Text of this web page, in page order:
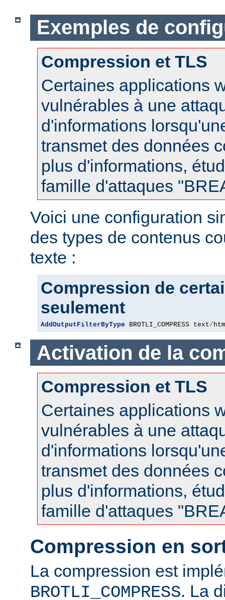
Exemples de
Compression et TLS
Certaines applications
vulnérables à une
d'informations
transmet des données
plus d'informations,
famille d'attaques
Voici une configuration
des types de contenus
texte :
Compression de
seulement
AddOutputFilterByType BROTLI_COMPRESS text/
Activation de la
Compression et TLS
Certaines applications
vulnérables à une
d'informations
transmet des données
plus d'informations,
famille d'attaques
Compression en
La compression est
BROTLI_COMPRESS. La